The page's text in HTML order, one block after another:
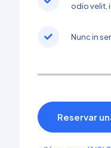
odio velit,
Nunc in
Reservar